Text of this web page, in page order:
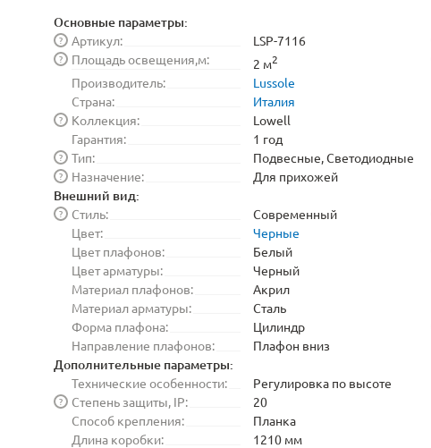
Основные параметры:
Артикул:
?
LSP-7116
Площадь освещения,м:
? 2 м2
Производитель:
Lussole
Страна:
Италия
Коллекция:
?
Lowell
Гарантия:
1 год
Тип:
?
Подвесные, Светодиодные
Назначение:
? Для прихожей
Внешний вид:
Стиль:
?
Современный
Цвет:
Черные
Цвет плафонов:
Белый
Цвет арматуры:
Черный
Материал плафонов:
Акрил
Материал арматуры:
Сталь
Форма плафона:
Цилиндр
Направление плафонов:
Плафон вниз
Дополнительные параметры:
Технические особенности:
Регулировка по высоте
Степень защиты, IP:
?
20
Способ крепления:
Планка
Длина коробки:
1210 мм